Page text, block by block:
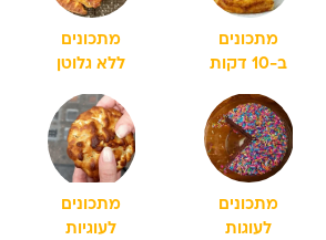
מתכונים
ב-10 דקות
מתכונים
ללא גלוטן
מתכונים
לעוגות
מתכונים
לעוגיות